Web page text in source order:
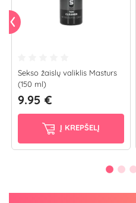
Sekso žaislų valiklis Masturs
(150 ml)
9.95 €
Į KREPŠELĮ